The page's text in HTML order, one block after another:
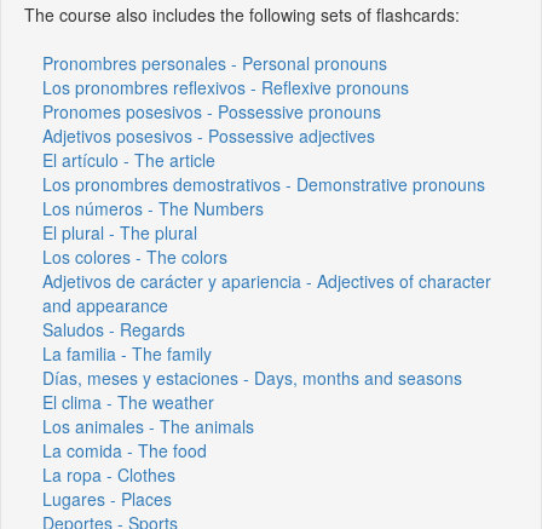
The course also includes the following sets of flashcards:
Pronombres personales - Personal pronouns
Los pronombres reflexivos - Reflexive pronouns
Pronomes posesivos - Possessive pronouns
Adjetivos posesivos - Possessive adjectives
El artículo - The article
Los pronombres demostrativos - Demonstrative pronouns
Los números - The Numbers
El plural - The plural
Los colores - The colors
Adjetivos de carácter y apariencia - Adjectives of character
and appearance
Saludos - Regards
La familia - The family
Días, meses y estaciones - Days, months and seasons
El clima - The weather
Los animales - The animals
La comida - The food
La ropa - Clothes
Lugares - Places
Deportes - Sports